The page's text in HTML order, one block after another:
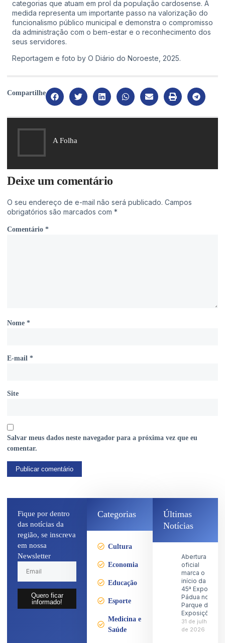
categorias que atuam em prol da população cardosense. A
medida representa um importante passo na valorização do
funcionalismo público municipal e demonstra o compromisso
da administração com o bem-estar e o reconhecimento dos
seus servidores.
Reportagem e foto by O Diário do Noroeste, 2025.
Compartilhe
A Folha
Deixe um comentário
O seu endereço de e-mail não será publicado. Campos
obrigatórios são marcados com *
Comentário *
Nome *
E-mail *
Site
Salvar meus dados neste navegador para a próxima vez que eu
comentar.
Fique por dentro
das notícias da
região, se inscreva
em nossa
Newsletter
Quero ficar
informado!
Categorias
Cultura
Economia
Educação
Esporte
Medicina e
Saúde
Últimas
Notícias
Abertura
oficial
marca o
início da
45ª Expo
Pádua no
Parque de
Exposições
31 de julho
de 2026